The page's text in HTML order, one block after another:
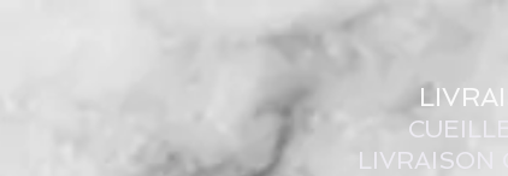
LIVRAISON